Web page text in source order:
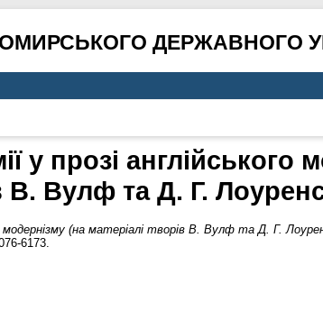
ДЕРЖАВНОГО
у прозі англійського
В. Вулф та Д. Г.
модернізму (на матеріалі творів В. Вулф та Д. Г.
6173.